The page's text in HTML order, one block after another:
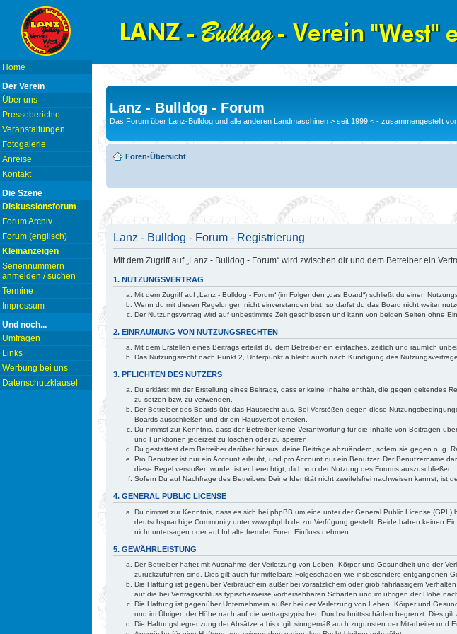
Home
Der Verein
Über uns
Presseberichte
Veranstaltungen
Fotogalerie
Anreise
Kontakt
Die Szene
Diskussionsforum
Forum Archiv
Forum (englisch)
Kleinanzeigen
Seriennummern
anmelden / suchen
Termine
Impressum
Und noch...
Umfragen
Links
Werbung bei uns
Datenschutzklausel
Lanz - Bulldog - Forum
Das Forum über Lanz-Bulldog und alle anderen Landmaschinen > seit 1999 < - zusammengestellt
Foren-Übersicht
Lanz - Bulldog - Forum - Registrierung
Mit dem Zugriff auf „Lanz - Bulldog - Forum“ wird zwischen dir und dem Betreiber ein
1. NUTZUNGSVERTRAG
Mit dem Zugriff auf „Lanz - Bulldog - Forum“ (im Folgenden „das Board“) schließt du einen
Wenn du mit diesen Regelungen nicht einverstanden bist, so darfst du das Board nicht weiter
Der Nutzungsvertrag wird auf unbestimmte Zeit geschlossen und kann von beiden Seiten ohne
2. EINRÄUMUNG VON NUTZUNGSRECHTEN
Mit dem Erstellen eines Beitrags erteilst du dem Betreiber ein einfaches, zeitlich und räumlich
Das Nutzungsrecht nach Punkt 2, Unterpunkt a bleibt auch nach Kündigung des
3. PFLICHTEN DES NUTZERS
Du erklärst mit der Erstellung eines Beitrags, dass er keine Inhalte enthält, die gegen geltendes
zu setzen bzw. zu verwenden.
Der Betreiber des Boards übt das Hausrecht aus. Bei Verstößen gegen diese
Boards ausschließen und dir ein Hausverbot erteilen.
Du nimmst zur Kenntnis, dass der Betreiber keine Verantwortung für die Inhalte von Beiträgen
und Funktionen jederzeit zu löschen oder zu sperren.
Du gestattest dem Betreiber darüber hinaus, deine Beiträge abzuändern, sofern sie gegen o. g.
Pro Benutzer ist nur ein Account erlaubt, und pro Account nur ein Benutzer. Der Benutzername
diese Regel verstoßen wurde, ist er berechtigt, dich von der Nutzung des Forums auszuschließen.
Sofern Du auf Nachfrage des Betreibers Deine Identität nicht zweifelsfrei nachweisen kannst, ist
4. GENERAL PUBLIC LICENSE
Du nimmst zur Kenntnis, dass es sich bei phpBB um eine unter der General Public License
deutschsprachige Community unter www.phpbb.de zur Verfügung gestellt. Beide haben keinen
nicht untersagen oder auf Inhalte fremder Foren Einfluss nehmen.
5. GEWÄHRLEISTUNG
Der Betreiber haftet mit Ausnahme der Verletzung von Leben, Körper und Gesundheit und der
zurückzuführen sind. Dies gilt auch für mittelbare Folgeschäden wie insbesondere entgangenen
Die Haftung ist gegenüber Verbrauchern außer bei vorsätzlichem oder grob fahrlässigem
auf die bei Vertragsschluss typischerweise vorhersehbaren Schäden und im übrigen der Höhe
Die Haftung ist gegenüber Unternehmern außer bei der Verletzung von Leben, Körper und
und im Übrigen der Höhe nach auf die vertragstypischen Durchschnittsschäden begrenzt. Dies
Die Haftungsbegrenzung der Absätze a bis c gilt sinngemäß auch zugunsten der Mitarbeiter und